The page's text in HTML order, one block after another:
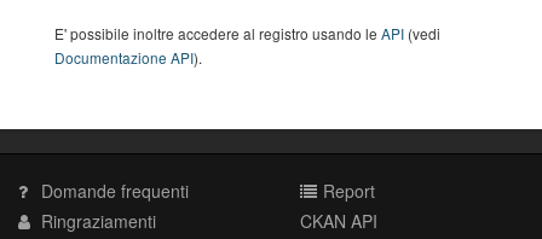
E' possibile inoltre accedere al registro usando le API (vedi
Documentazione API).
Domande frequenti
Ringraziamenti
Report
CKAN API